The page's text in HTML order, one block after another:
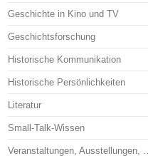
Geschichte in Kino und TV
Geschichtsforschung
Historische Kommunikation
Historische Persönlichkeiten
Literatur
Small-Talk-Wissen
Veranstaltungen, Ausstellungen, …